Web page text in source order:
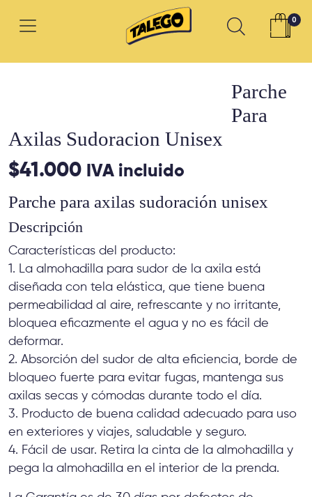
0
Parche
Para
Axilas Sudoracion Unisex
$41.000 IVA incluido
Parche para axilas sudoración unisex
Descripción
Características del producto:
1. La almohadilla para sudor de la axila está
diseñada con tela elástica, que tiene buena
permeabilidad al aire, refrescante y no irritante,
bloquea eficazmente el agua y no es fácil de
deformar.
2. Absorción del sudor de alta eficiencia, borde de
bloqueo fuerte para evitar fugas, mantenga sus
axilas secas y cómodas durante todo el día.
3. Producto de buena calidad adecuado para uso
en exteriores y viajes, saludable y seguro.
4. Fácil de usar. Retira la cinta de la almohadilla y
pega la almohadilla en el interior de la prenda.